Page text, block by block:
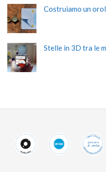
Costruiamo un
Stelle in 3D tra le